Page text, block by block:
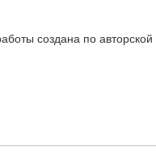
создана по